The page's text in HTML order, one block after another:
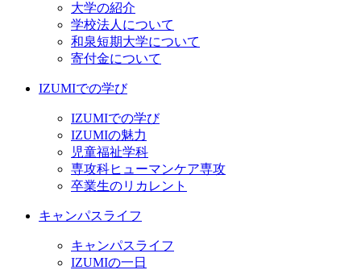
大学の紹介
学校法人について
和泉短期大学について
寄付金について
IZUMIでの学び
IZUMIでの学び
IZUMIの魅力
児童福祉学科
専攻科ヒューマンケア専攻
卒業生のリカレント
キャンパスライフ
キャンパスライフ
IZUMIの一日